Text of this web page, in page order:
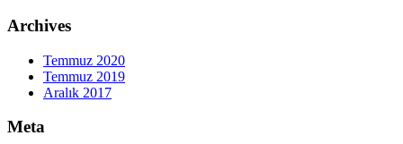
Archives
Temmuz 2020
Temmuz 2019
Aralık 2017
Meta